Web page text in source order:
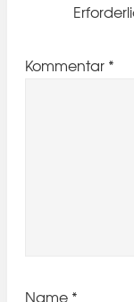
Kommentar *
Name *